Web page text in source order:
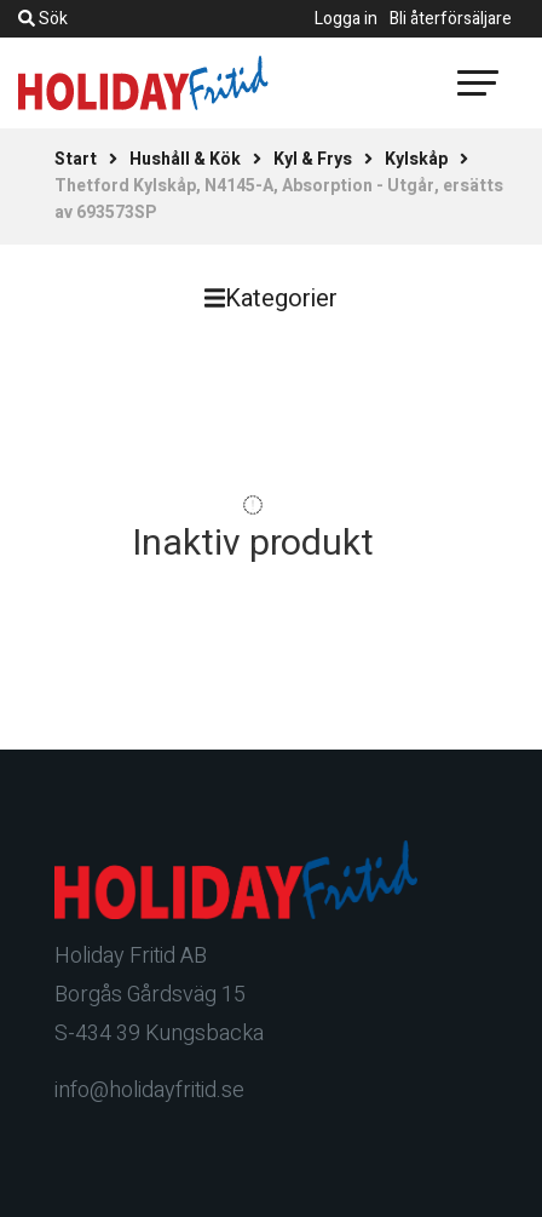
Sök Logga in Bli återförsäljare
Start Hushåll & Kök Kyl & Frys
Kylskåp
Thetford Kylskåp, N4145-A, Absorption - Utgår, ersätts
av 693573SP
Kategorier
Inaktiv produkt
Holiday Fritid AB
Borgås Gårdsväg 15
S-434 39 Kungsbacka
info@holidayfritid.se